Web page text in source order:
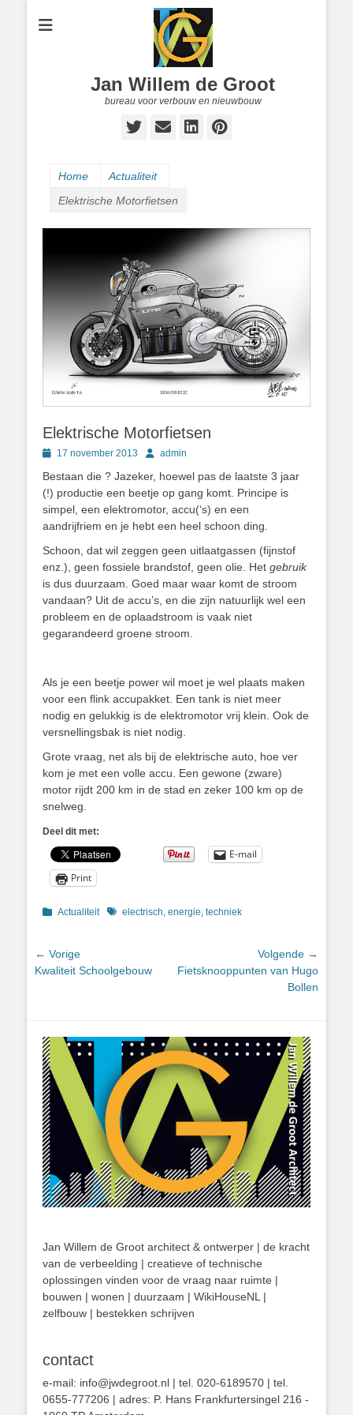
Jan Willem de Groot
bureau voor verbouw en nieuwbouw
Twitter
E-
LinkedIn
Pinterest
Home
Actualiteit
Elektrische Motorfietsen
Elektrische Motorfietsen
Geplaatst
17 november 2013 Authoradmin
Bestaan die ? Jazeker, hoewel pas de laatste 3 jaar
(!) productie een beetje op gang komt. Principe is
simpel, een elektromotor, accu(‘s) en een
aandrijfriem en je hebt een heel schoon ding.
Schoon, dat wil zeggen geen uitlaatgassen (fijnstof
enz.), geen fossiele brandstof, geen olie. Het gebruik
is dus duurzaam. Goed maar waar komt de stroom
vandaan? Uit de accu’s, en die zijn natuurlijk wel een
probleem en de oplaadstroom is vaak niet
gegarandeerd groene stroom.
Als je een beetje power wil moet je wel plaats maken
voor een flink accupakket. Een tank is niet meer
nodig en gelukkig is de elektromotor vrij klein. Ook de
versnellingsbak is niet nodig.
Grote vraag, net als bij de elektrische auto, hoe ver
kom je met een volle accu. Een gewone (zware)
motor rijdt 200 km in de stad en zeker 100 km op de
snelweg.
Deel dit met:
E-mail
Print
Categorieën
Actualiteit Tagselectrisch energie techniek
Bericht
navigatie
← Vorige
Vorig
Kwaliteit Schoolgebouw
Volgende →
Volgend
Fietsknooppunten van Hugo
Bollen
Jan Willem de Groot architect & ontwerper | de kracht
van de verbeelding | creatieve of technische
oplossingen vinden voor de vraag naar ruimte |
bouwen | wonen | duurzaam | WikiHouseNL |
zelfbouw | bestekken schrijven
contact
e-mail: info@jwdegroot.nl | tel. 020-6189570 | tel.
0655-777206 | adres: P. Hans Frankfurtersingel 216 -